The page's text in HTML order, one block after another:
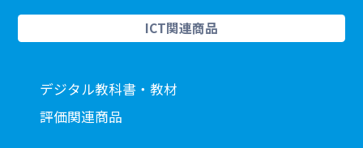
ICT関連商品
デジタル教科書・教材
評価関連商品